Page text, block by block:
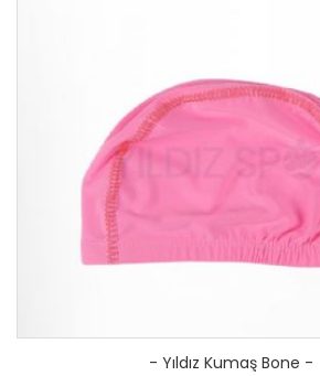
- Yıldız Kumaş Bone -